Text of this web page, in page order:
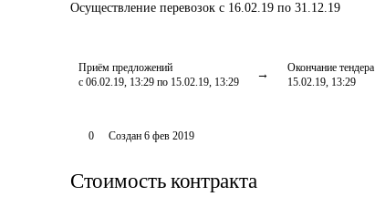
Осуществление перевозок с 16.02.19 по 31.12.19
Приём предложений
с 06.02.19, 13:29 по 15.02.19, 13:29
Окончание тендера
15.02.19, 13:29
0 Создан 6 фев 2019
Стоимость контракта